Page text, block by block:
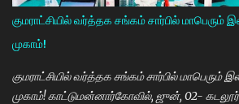
வரை படிக்க வேண்டும். அவர்களுக்கு உயர்கல்வி
அதிக முயற்சி எடுத்து வருகிறார்கள். உயர்கல்வி
மாணவியர்களுக்கு மாதந்தோறும் ரூ.1000
திட்டத்தை செயல்படுத்தி வருகிறார். எதிர்கால
குமராட்சியில் வர்த்தக சங்கம் சார்பில்
முகாம்!
குமராட்சியில் வர்த்தக சங்கம் சார்பில் மாபெரும்
முகாம்! காட்டுமன்னார்கோவில், ஜுன், 02-